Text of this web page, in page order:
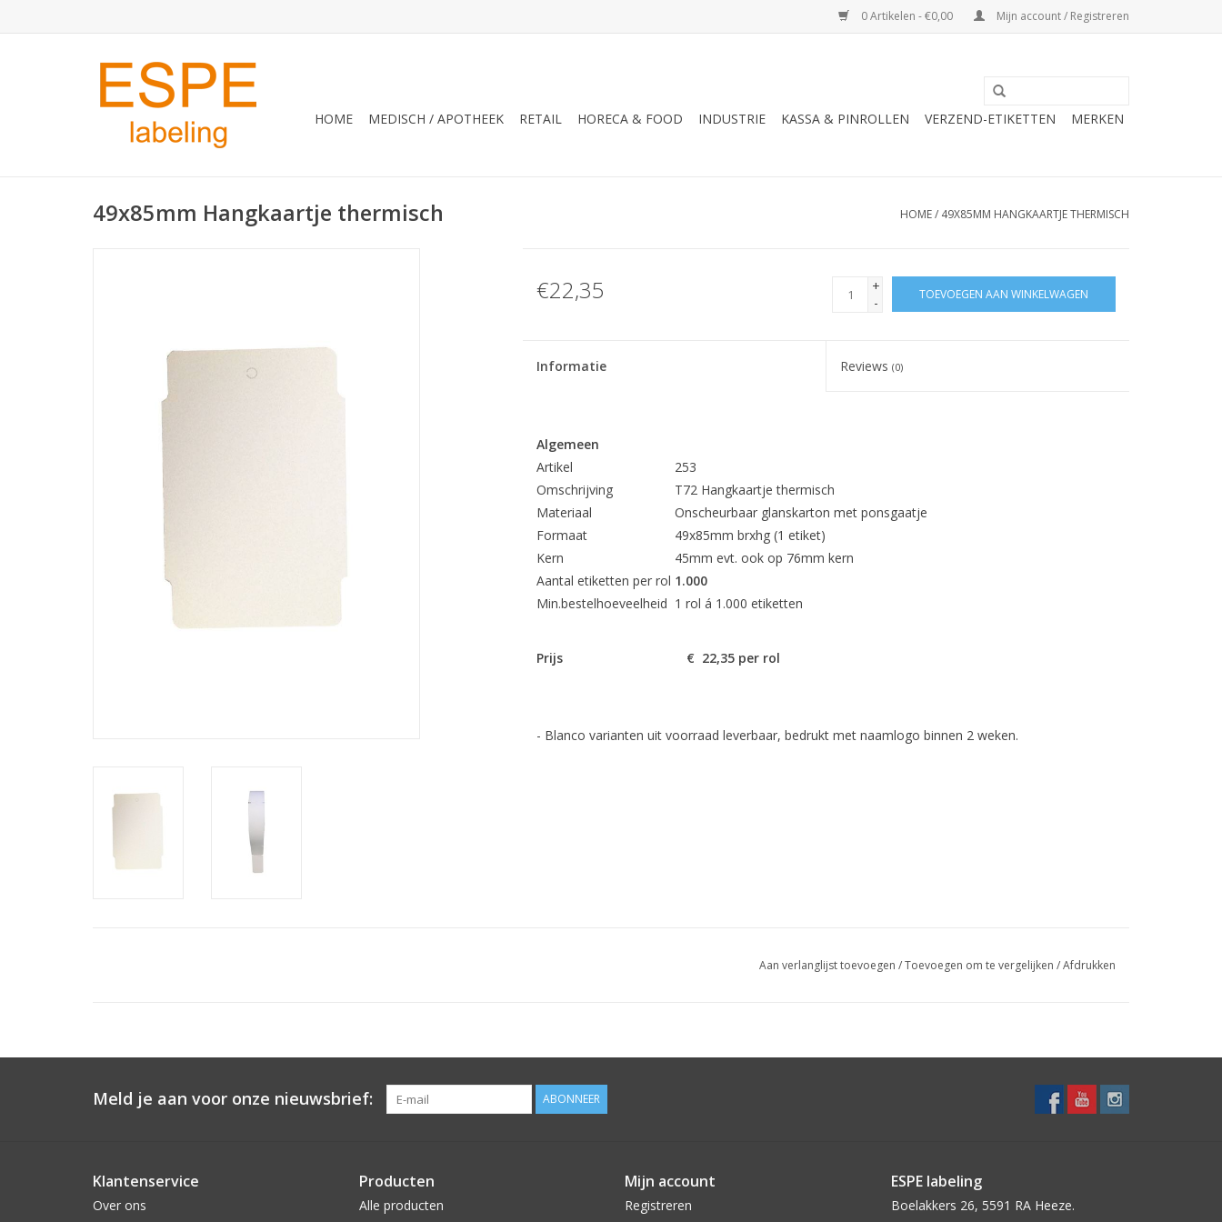
0 Artikelen - €0,00 Mijn account / Registreren
HOME MEDISCH / APOTHEEK RETAIL HORECA & FOOD INDUSTRIE KASSA & PINROLLEN VERZEND-ETIKETTEN MERKEN
49x85mm Hangkaartje thermisch HOME/ 49X85MM HANGKAARTJE THERMISCH
€22,35
+
-
TOEVOEGEN AAN WINKELWAGEN
Informatie Reviews(0)
Algemeen
Artikel
253
Omschrijving
T72 Hangkaartje thermisch
Materiaal
Onscheurbaar glanskarton met ponsgaatje
Formaat
49x85mm brxhg (1 etiket)
Kern
45mm evt. ook op 76mm kern
Aantal etiketten per rol 1.000
Min.bestelhoeveelheid 1 rol á 1.000 etiketten
Prijs € 22,35 per rol
- Blanco varianten uit voorraad leverbaar, bedrukt met naamlogo binnen 2 weken.
Aan verlanglijst toevoegen /Toevoegen om te vergelijken /Afdrukken
Meld je aan voor onze nieuwsbrief: ABONNEER
Klantenservice
Over ons
Producten
Alle producten
Mijn account
Registreren
ESPE labeling
Boelakkers 26, 5591 RA Heeze.